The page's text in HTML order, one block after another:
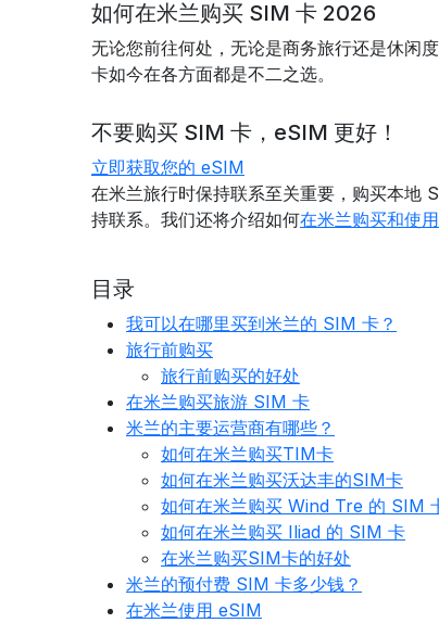
如何在米兰购买 SIM 卡 2026
无论您前往何处，无论是商务旅行还是休闲
卡如今在各方面都是不二之选。
不要购买 SIM 卡，eSIM 更好！
立即获取您的 eSIM
在米兰旅行时保持联系至关重要，购买本地
持联系。我们还将介绍如何在米兰购买和使
目录
我可以在哪里买到米兰的 SIM 卡？
旅行前购买
旅行前购买的好处
在米兰购买旅游 SIM 卡
米兰的主要运营商有哪些？
如何在米兰购买TIM卡
如何在米兰购买沃达丰的SIM卡
如何在米兰购买 Wind Tre 的 SIM
如何在米兰购买 Iliad 的 SIM 卡
在米兰购买SIM卡的好处
米兰的预付费 SIM 卡多少钱？
在米兰使用 eSIM